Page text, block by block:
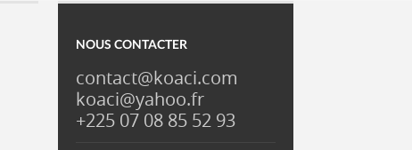
NOUS CONTACTER
contact@koaci.com
koaci@yahoo.fr
+225 07 08 85 52 93